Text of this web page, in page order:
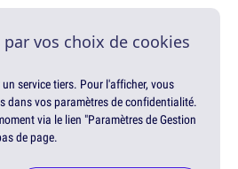
vos choix de cookies
service tiers. Pour l'afficher, vous
dans vos paramètres de confidentialité.
via le lien "Paramètres de Gestion
de page.